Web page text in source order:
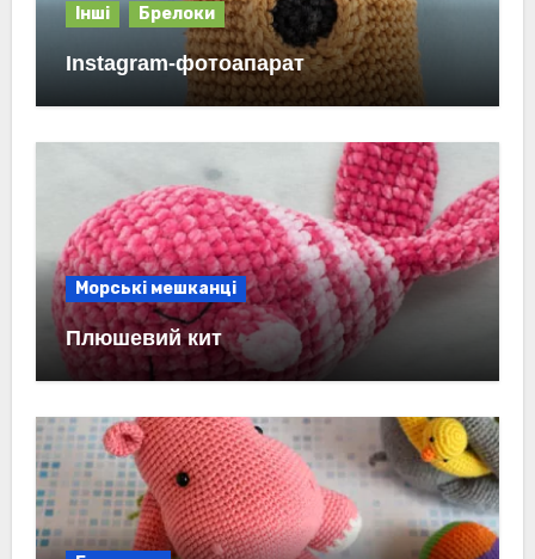
Інші Брелоки
Instagram-фотоапарат
Морські мешканці
Плюшевий кит